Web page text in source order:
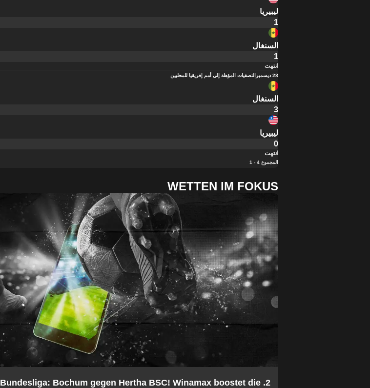
ليبيريا
1
السنغال
1
انتهت
28 ديسمبر التصفيات المؤهلة إلى أمم إفريقيا للمحليين
السنغال
3
ليبيريا
0
انتهت
المجموع 4 - 1
WETTEN IM FOKUS
2. Bundesliga: Bochum gegen Hertha BSC! Winamax boostet die